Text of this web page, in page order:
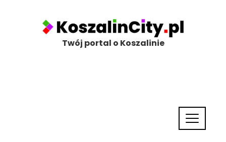
Twój portal o Koszalinie